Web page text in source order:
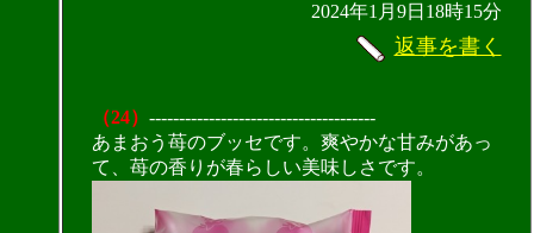
2024年1月9日18時15分
返事を書く
（24） --------------------------------------
あまおう苺のブッセです。爽やかな甘みがあっ
て、苺の香りが春らしい美味しさです。